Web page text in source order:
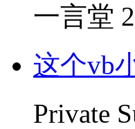
一言堂
这个vb
Private